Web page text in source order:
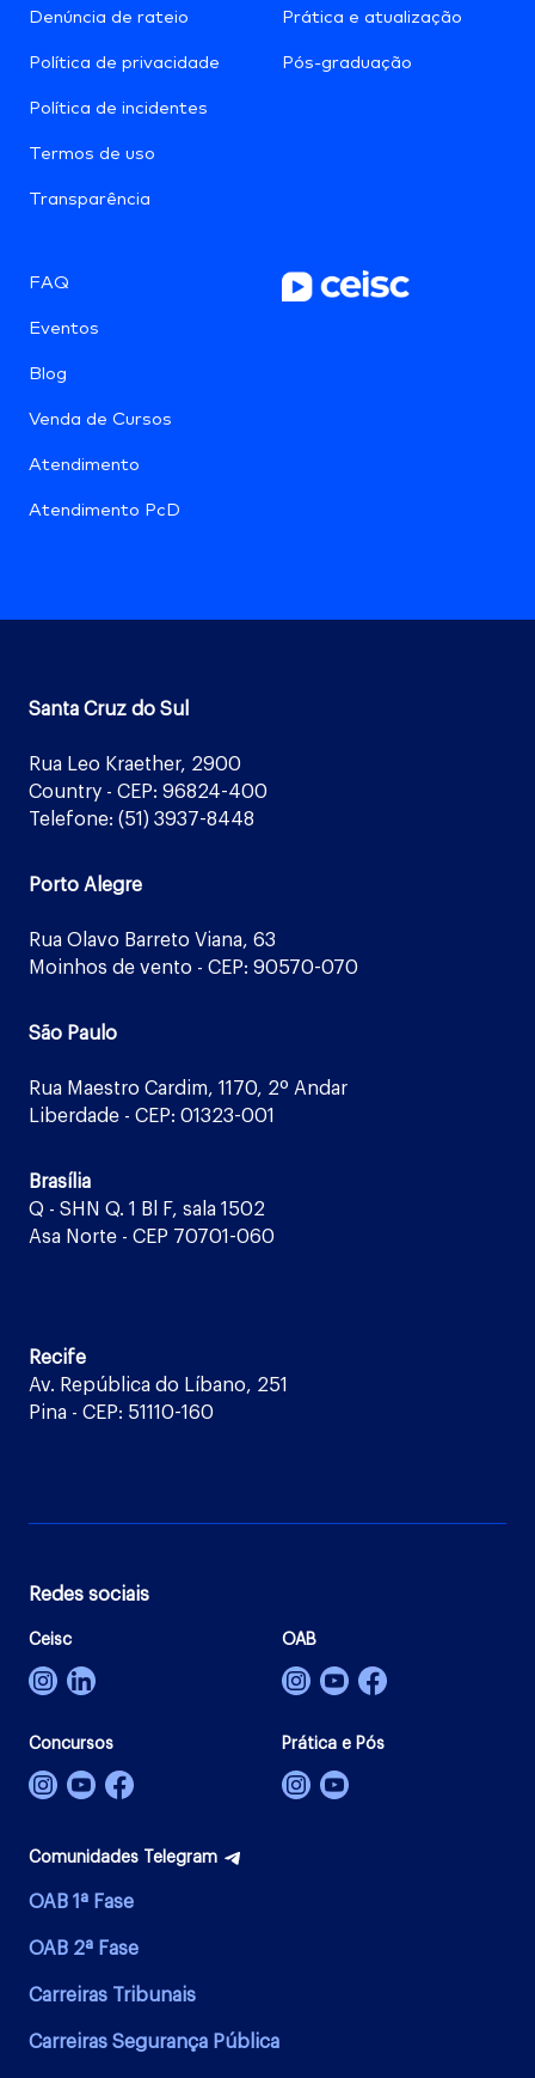
Denúncia de rateio
Política de privacidade
Política de incidentes
Termos de uso
Transparência
Prática e atualização
Pós-graduação
FAQ
Eventos
Blog
Venda de Cursos
Atendimento
Atendimento PcD
Santa Cruz do Sul
Rua Leo Kraether, 2900
Country - CEP: 96824-400
Telefone: (51) 3937-8448
Porto Alegre
Rua Olavo Barreto Viana, 63
Moinhos de vento - CEP: 90570-070
São Paulo
Rua Maestro Cardim, 1170, 2º Andar
Liberdade - CEP: 01323-001
Brasília
Q - SHN Q. 1 Bl F, sala 1502
Asa Norte - CEP 70701-060
Recife
Av. República do Líbano, 251
Pina - CEP: 51110-160
Redes sociais
Ceisc OAB
Concursos Prática e Pós
Comunidades Telegram
OAB 1ª Fase
OAB 2ª Fase
Carreiras Tribunais
Carreiras Segurança Pública